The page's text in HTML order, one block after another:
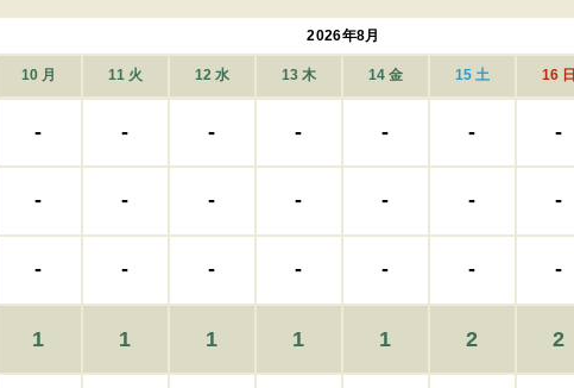
2026年8月
10 月 11 火 12 水 13 木 14 金 15 土 16 日
- - - - - - -
- - - - - - -
- - - - - - -
1 1 1 1 1 2 2